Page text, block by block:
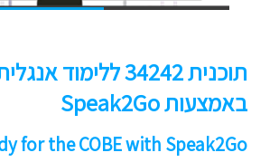
תוכנית 34242 ללימוד
באמצעות Speak2Go
for the COBE with Speak2Go